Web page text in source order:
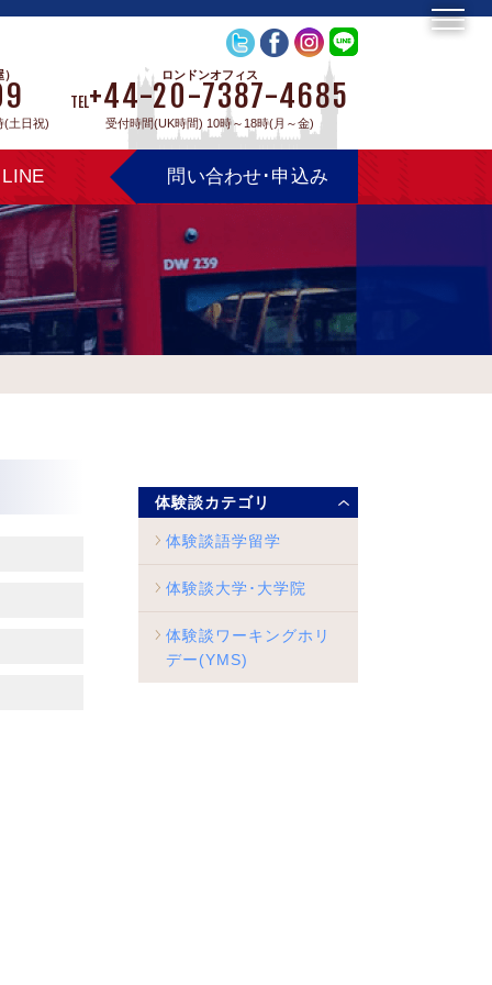
(土日祝)
ロンドンオフィス
TEL+44-20-7387-4685
受付時間(UK時間) 10時～18時(月～金)
LINE 問い合わせ･申込み
体験談カテゴリ
体験談語学留学
体験談大学･大学院
体験談ワーキングホリ
デー(YMS)